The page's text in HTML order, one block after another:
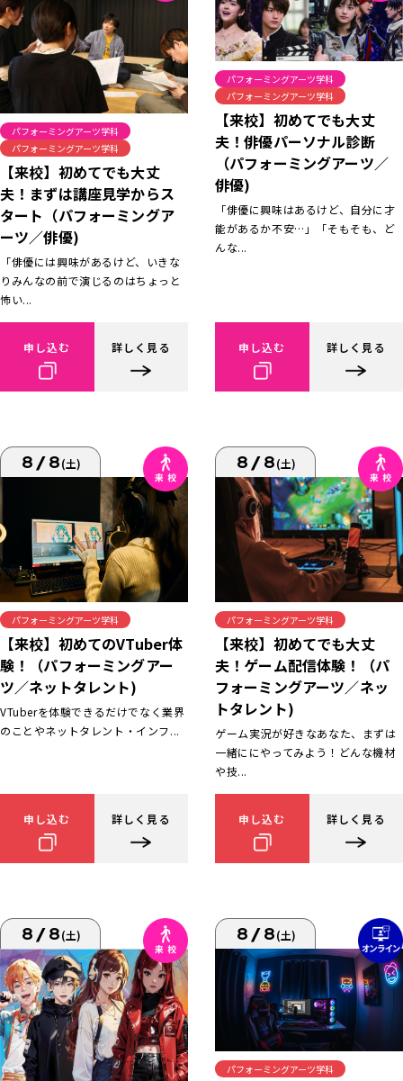
パフォーミングアーツ学科
パフォーミングアーツ学科
【来校】初めてでも大丈
夫！まずは講座見学からス
タート（パフォーミングア
ーツ／俳優)
「俳優には興味があるけど、いきな
りみんなの前で演じるのはちょっと
怖い...
申し込む 詳しく見る
パフォーミングアーツ学科
パフォーミングアーツ学科
【来校】初めてでも大丈
夫！俳優パーソナル診断
（パフォーミングアーツ／
俳優)
「俳優に興味はあるけど、自分に才
能があるか不安…」「そもそも、ど
んな...
申し込む 詳しく見る
8/8(土)
パフォーミングアーツ学科
【来校】初めてのVTuber体
験！（パフォーミングアー
ツ／ネットタレント)
VTuberを体験できるだけでなく業界
のことやネットタレント・インフ...
申し込む 詳しく見る
8/8(土)
パフォーミングアーツ学科
【来校】初めてでも大丈
夫！ゲーム配信体験！（パ
フォーミングアーツ／ネッ
トタレント)
ゲーム実況が好きなあなた、まずは
一緒ににやってみよう！どんな機材
や技...
申し込む 詳しく見る
8/8(土) 8/8(土)
パフォーミングアーツ学科